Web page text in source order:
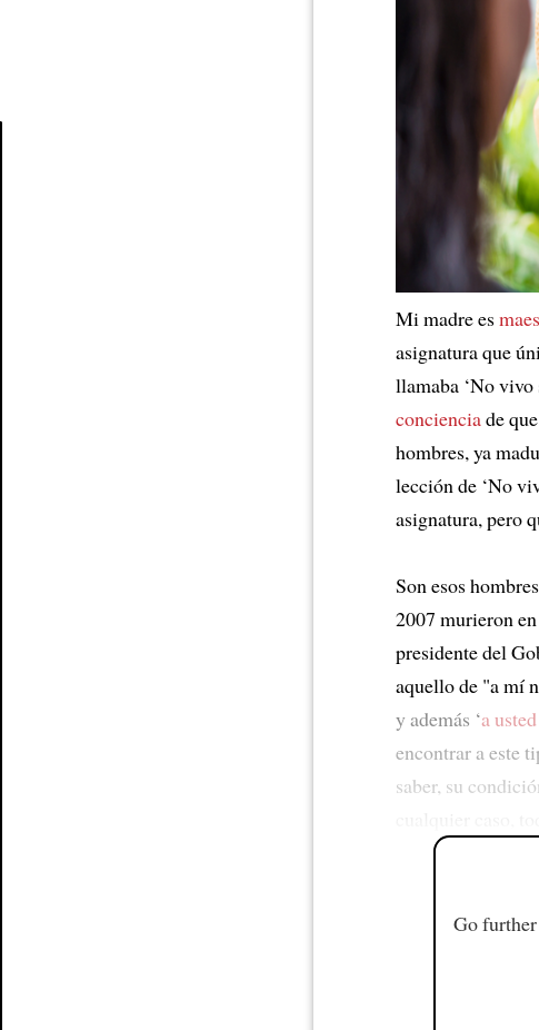
Mi madre es
asignatura que
llamaba ‘No vivo
concienciade
hombres, ya
lección de ‘No
asignatura, pero
Son esos
2007 murieron
presidente del
aquello de "a mí
y además ‘a
encontrar a este
saber, su
Go